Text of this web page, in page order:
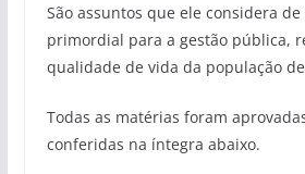
São assuntos que ele considera
primordial para a gestão pública,
qualidade de vida da população
Todas as matérias foram
conferidas na íntegra abaixo.